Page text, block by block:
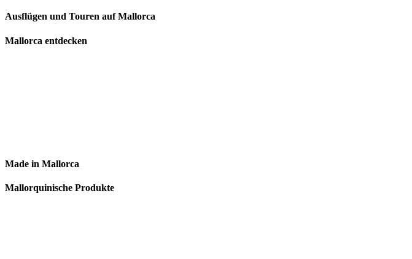
Ausflügen und Touren auf Mallorca
Mallorca entdecken
Made in Mallorca
Mallorquinische Produkte